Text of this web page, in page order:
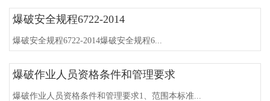
爆破安全规程6722-2014
爆破安全规程6722-2014爆破安全规程6...
爆破作业人员资格条件和管理要求
爆破作业人员资格条件和管理要求1、范围本标准...